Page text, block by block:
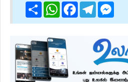
ShareWhatsApp
Facebook
Telegram